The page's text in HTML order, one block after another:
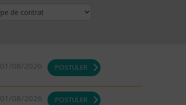
01/08/2026 POSTULER
01/08/2026 POSTULER